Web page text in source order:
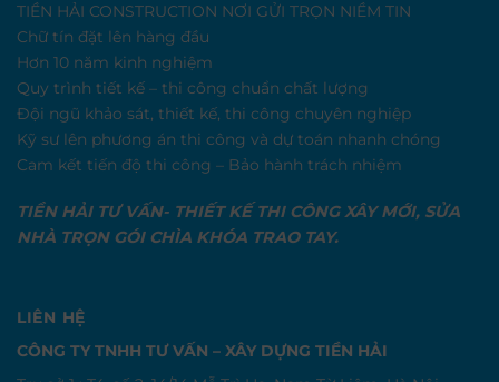
TIỀN HẢI CONSTRUCTION NƠI GỬI TRỌN NIỀM TIN
Chữ tín đặt lên hàng đầu
Hơn 10 năm kinh nghiệm
Quy trình tiết kế – thi công chuẩn chất lượng
Đội ngũ khảo sát, thiết kế, thi công chuyên nghiệp
Kỹ sư lên phương án thi công và dự toán nhanh chóng
Cam kết tiến độ thi công – Bảo hành trách nhiệm
TIỀN HẢI TƯ VẤN- THIẾT KẾ THI CÔNG XÂY MỚI, SỬA
NHÀ TRỌN GÓI CHÌA KHÓA TRAO TAY.
LIÊN HỆ
CÔNG TY TNHH TƯ VẤN – XÂY DỰNG TIỀN HẢI